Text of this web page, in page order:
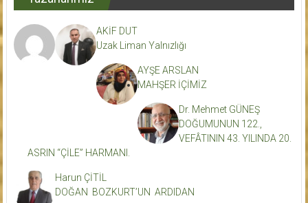
AKİF DUT
Uzak Liman Yalnızlığı
AYŞE ARSLAN
MAHŞER İÇİMİZ
Dr. Mehmet GÜNEŞ
DOĞUMUNUN 122.,
VEFÂTININ 43. YILINDA 20.
ASRIN “ÇİLE” HARMANI.
Harun ÇİTİL
DOĞAN BOZKURT’UN ARDIDAN